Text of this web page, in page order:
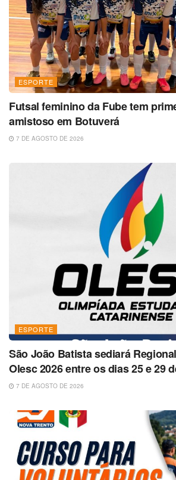
ESPORTE
Futsal feminino da Fube tem
amistoso em Botuverá
7 DE AGOSTO DE 2026
ESPORTE
São João Batista sediará
Olesc 2026 entre os dias 25 e 29
7 DE AGOSTO DE 2026